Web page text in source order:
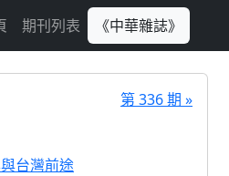
期刊列表 《中華雜誌》
第 336 期 »
台灣前途